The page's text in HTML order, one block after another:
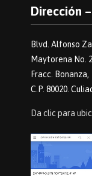
Dirección
Blvd. Alfonso
Maytorena No.
Fracc. Bonanza,
C.P. 80020.
Da clic para